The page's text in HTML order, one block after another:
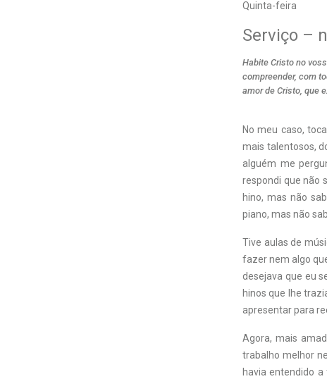
Quinta-feira
Serviço –
Habite Cristo no
compreender, com
amor de Cristo, que
No meu caso,
mais talentosos,
alguém me
respondi que não
hino, mas não
piano, mas não
Tive aulas de
fazer nem algo
desejava que eu
hinos que lhe
apresentar para
Agora, mais
trabalho melhor
havia entendido